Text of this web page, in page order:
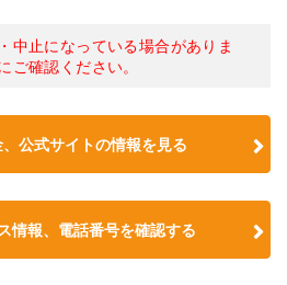
中止になっている場合がありま
ご確認ください。
公式サイトの情報を見る
情報、電話番号を確認する